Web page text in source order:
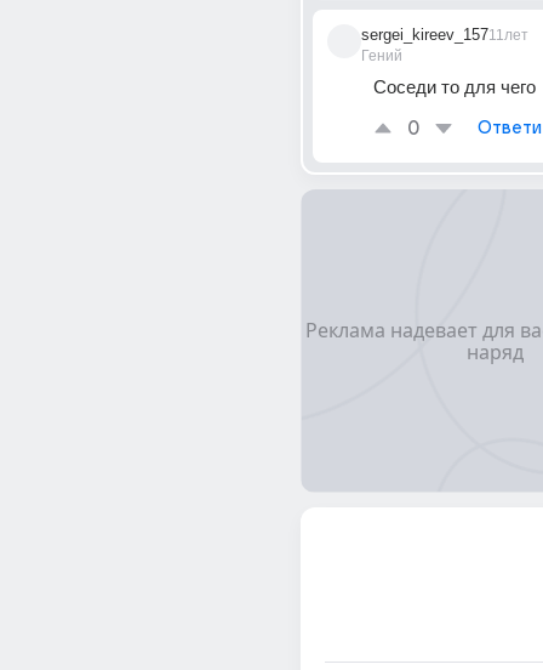
sergei_kireev_157
Гений
11лет
Соседи то для чего
0